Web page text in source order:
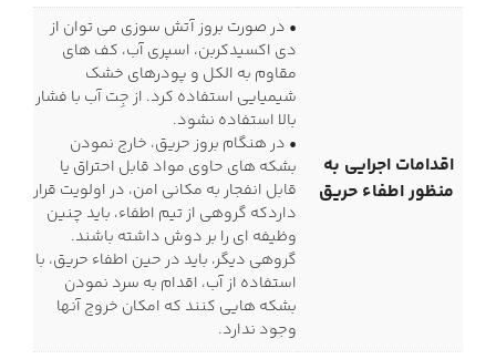
اقدامات اجرایی به
منظور اطفاء حریق
• در صورت بروز آتش سوزی می توان از
دی اکسیدکربن، اسپری آب، کف های
مقاوم به الکل و پودرهای خشک
شیمیایی استفاده کرد. از جِت آب با فشار
بالا استفاده نشود.
• در هنگام بروز حریق، خارج نمودن
بشکه های حاوی مواد قابل احتراق یا
قابل انفجار به مکانی امن، در اولویت قرار
داردکه گروهی از تیم اطفاء، باید چنین
وظیفه ای را بر دوش داشته باشند.
گروهی دیگر، باید در حین اطفاء حریق، با
استفاده از آب، اقدام به سرد نمودن
بشکه هایی کنند که امکان خروج آنها
وجود ندارد.